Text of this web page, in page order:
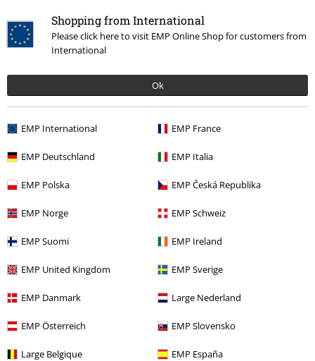
Shopping from International
Please click here to visit EMP Online Shop for customers from
International
Ok
EMP International EMP France
EMP Deutschland EMP Italia
EMP Polska EMP Česká Republika
EMP Norge EMP Schweiz
EMP Suomi EMP Ireland
EMP United Kingdom EMP Sverige
EMP Danmark Large Nederland
EMP Österreich EMP Slovensko
Large Belgique EMP España
Skriv anmeldelse
Siste besøk